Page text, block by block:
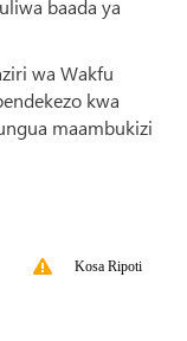
baada ya
wa Wakfu
kwa
maambukizi
Kosa Ripoti